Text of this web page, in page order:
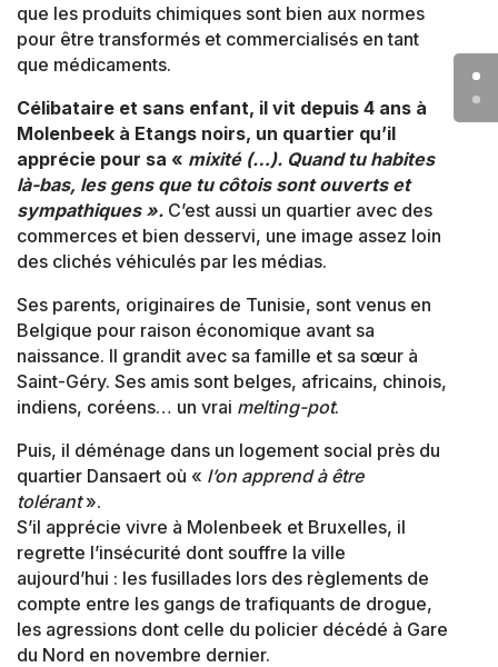
que les produits chimiques sont bien aux normes
pour être transformés et commercialisés en tant
que médicaments.
Célibataire et sans enfant, il vit depuis 4 ans à
Molenbeek à Etangs noirs, un quartier qu’il
apprécie pour sa « mixité (…). Quand tu habites
là-bas, les gens que tu côtois sont ouverts et
sympathiques ». C’est aussi un quartier avec des
commerces et bien desservi, une image assez loin
des clichés véhiculés par les médias.
Ses parents, originaires de Tunisie, sont venus en
Belgique pour raison économique avant sa
naissance. Il grandit avec sa famille et sa sœur à
Saint-Géry. Ses amis sont belges, africains, chinois,
indiens, coréens… un vrai melting-pot.
Puis, il déménage dans un logement social près du
quartier Dansaert où « l’on apprend à être
tolérant».
S’il apprécie vivre à Molenbeek et Bruxelles, il
regrette l’insécurité dont souffre la ville
aujourd’hui : les fusillades lors des règlements de
compte entre les gangs de trafiquants de drogue,
les agressions dont celle du policier décédé à Gare
du Nord en novembre dernier.